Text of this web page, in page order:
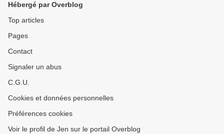
Hébergé par Overblog
Top articles
Pages
Contact
Signaler un abus
C.G.U.
Cookies et données personnelles
Préférences cookies
Voir le profil de Jen sur le portail Overblog